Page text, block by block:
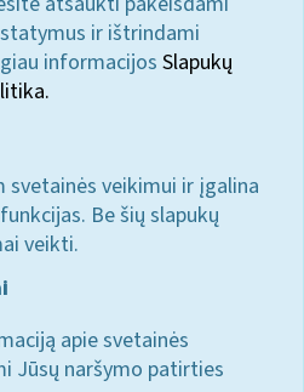
ir ištrindami
informacijos Slapukų
svetainės veikimui ir įgalina
Be šių slapukų
veikti.
apie svetainės
Jūsų naršymo patirties